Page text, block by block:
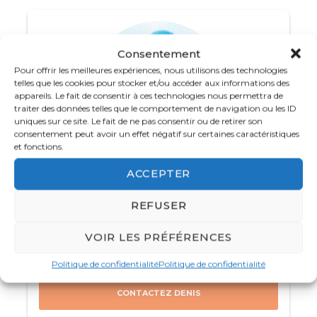
Consentement
Pour offrir les meilleures expériences, nous utilisons des technologies
telles que les cookies pour stocker et/ou accéder aux informations des
appareils. Le fait de consentir à ces technologies nous permettra de
traiter des données telles que le comportement de navigation ou les ID
uniques sur ce site. Le fait de ne pas consentir ou de retirer son
consentement peut avoir un effet négatif sur certaines caractéristiques
et fonctions.
ACCEPTER
REFUSER
VOIR LES PRÉFÉRENCES
Politique de confidentialitéPolitique de confidentialité
01 88 32 72 47
Du lundi au vendredi de8hà18 h 30
CONTACTEZ DENIS
culturelle de « l’île des dieux », en alternant
, visites detemples mystérieux
découvertes dans des musées fascinants, et
promenades à travers desrizières
verdoyantes. Ce séjour promet d’être une
véritable aventure familiale qui ravira petits et
grands, offrant à toute la tribu des souvenirs
mémorables à ramener chez vous. Préparez-
Bali, alliant découvertes, aventures et